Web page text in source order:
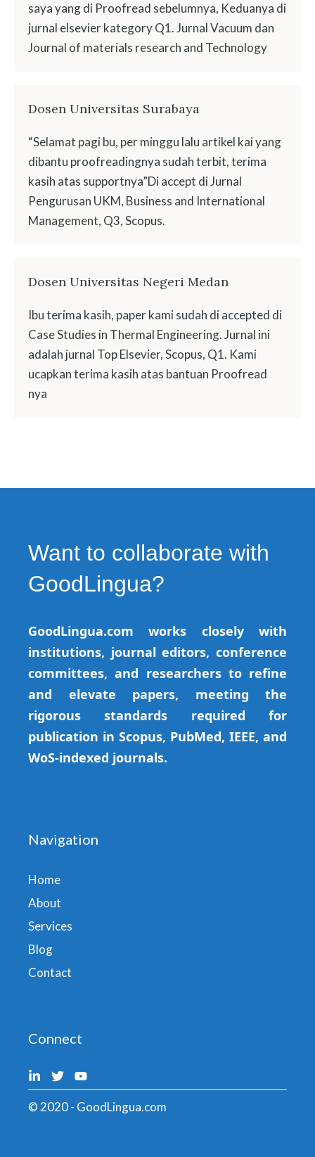
saya yang di Proofread sebelumnya, Keduanya di
jurnal elsevier kategory Q1. Jurnal Vacuum dan
Journal of materials research and Technology
Dosen Universitas Surabaya
“Selamat pagi bu, per minggu lalu artikel kai yang
dibantu proofreadingnya sudah terbit, terima
kasih atas supportnya”Di accept di Jurnal
Pengurusan UKM, Business and International
Management, Q3, Scopus.
Dosen Universitas Negeri Medan
Ibu terima kasih, paper kami sudah di accepted di
Case Studies in Thermal Engineering. Jurnal ini
adalah jurnal Top Elsevier, Scopus, Q1. Kami
ucapkan terima kasih atas bantuan Proofread
nya
Want to collaborate with
GoodLingua?
GoodLingua.com works closely with
institutions, journal editors, conference
committees, and researchers to refine
and elevate papers, meeting the
rigorous standards required for
publication in Scopus, PubMed, IEEE, and
WoS-indexed journals.
Navigation
Home
About
Services
Blog
Contact
Connect
© 2020 - GoodLingua.com